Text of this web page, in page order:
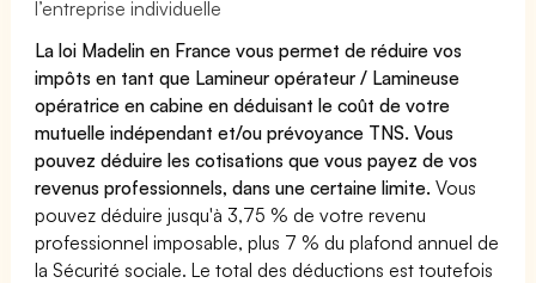
l’entreprise individuelle
La loi Madelin en France vous permet de réduire vos
impôts en tant que Lamineur opérateur / Lamineuse
opératrice en cabine en déduisant le coût de votre
mutuelle indépendant et/ou prévoyance TNS. Vous
pouvez déduire les cotisations que vous payez de vos
revenus professionnels, dans une certaine limite.Vous
pouvez déduire jusqu'à 3,75 % de votre revenu
professionnel imposable, plus 7 % du plafond annuel de
la Sécurité sociale. Le total des déductions est toutefois